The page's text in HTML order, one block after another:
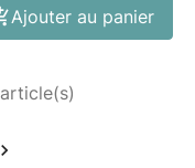
Ajouter au panier
